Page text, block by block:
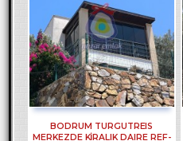
BODRUM TURGUTREIS
MERKEZDE KİRALIK DAIRE REF-